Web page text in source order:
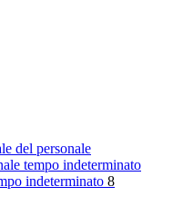
del personale
tempo indeterminato
indeterminato 8